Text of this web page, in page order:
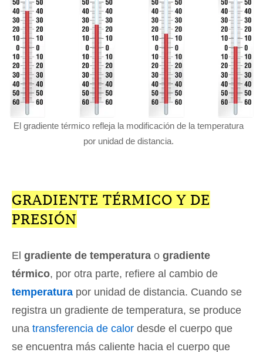
El gradiente térmico refleja la modificación de la temperatura
por unidad de distancia.
GRADIENTE TÉRMICO Y DE
PRESIÓN
El gradiente de temperatura o gradiente
térmico, por otra parte, refiere al cambio de
temperatura por unidad de distancia. Cuando se
registra un gradiente de temperatura, se produce
una transferencia de calor desde el cuerpo que
se encuentra más caliente hacia el cuerpo que